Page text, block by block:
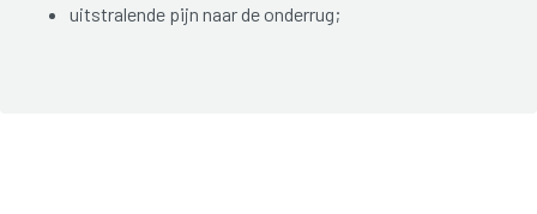
uitstralende pijn naar de onderrug;